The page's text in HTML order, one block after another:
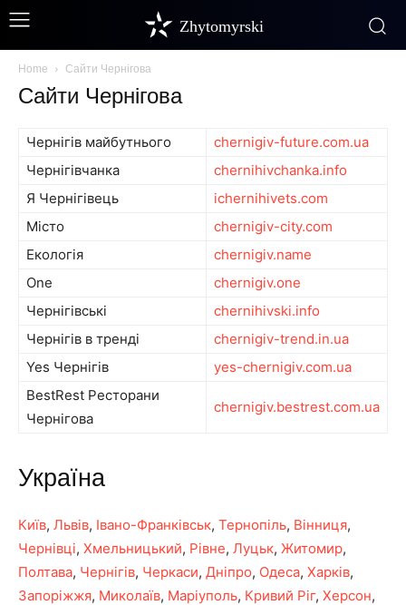
Zhytomyrski
Home Сайти Чернігова
Сайти Чернігова
Чернігів майбутнього
chernigiv-future.com.ua
Чернігівчанка
chernihivchanka.info
Я Чернігівець
ichernihivets.com
Місто
chernigiv-city.com
Екологія
chernigiv.name
One
chernigiv.one
Чернігівські
chernihivski.info
Чернігів в тренді
chernigiv-trend.in.ua
Yes Чернігів
yes-chernigiv.com.ua
BestRest Ресторани
Чернігова
chernigiv.bestrest.com.ua
Україна
Київ, Львів, Івано-Франківськ, Тернопіль, Вінниця,
Чернівці, Хмельницький, Рівне, Луцьк, Житомир,
Полтава, Чернігів, Черкаси, Дніпро, Одеса, Харків,
Запоріжжя, Миколаїв, Маріуполь, Кривий Ріг, Херсон,